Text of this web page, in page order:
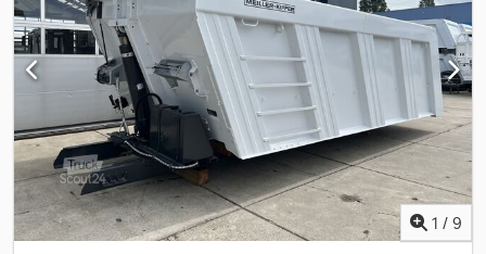
Anbaugeräte für Teleskopstapler sämtlicher Marken vorhanden.
© pb STANDARD BUCKET / STANDARD SHOVEL for all existing
telescopic forklift - brands (JCB, BOBCAT, CAT, DIECI, MANITOU,
GENIE (TEREX), CLAAS, MERLO, AUSA, KRAMER, KOMATSU, NEW
HOLLAND, SAMBRON, MAGNI, SUNWARD) BUCKET / SHOVEL -
VOLUME: approx. 1.4 m³ / Hardox - Scraper bar Transport
dimensions: width: ca. 2.220 mm, depth: ca. 1.050 mm, height: ca.
900 mm. These buckets / shovels are also available at 1.800 mm
and 1.600 mm width. Codpfx Aji Itahocgjrf Note: There are also
other attachments available for all existing telescopic forklifts
brands. © pb
1 / 9